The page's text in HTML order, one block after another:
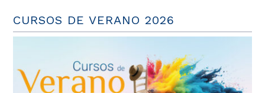
CURSOS DE VERANO 2026